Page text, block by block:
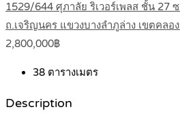
1529/644 ศุภาลัย ริเวอร์เพลส ชั้น 27
ถ.เจริญนคร แขวงบางลำภูล่าง เขตคลอ
2,800,000฿
38 ตารางเมตร
Description